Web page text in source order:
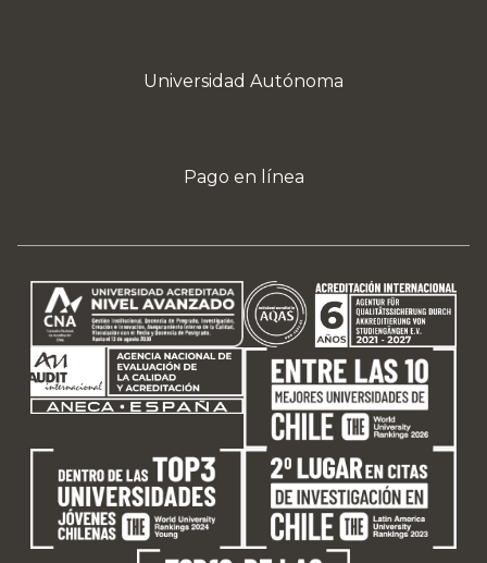
Universidad Autónoma
Pago en línea